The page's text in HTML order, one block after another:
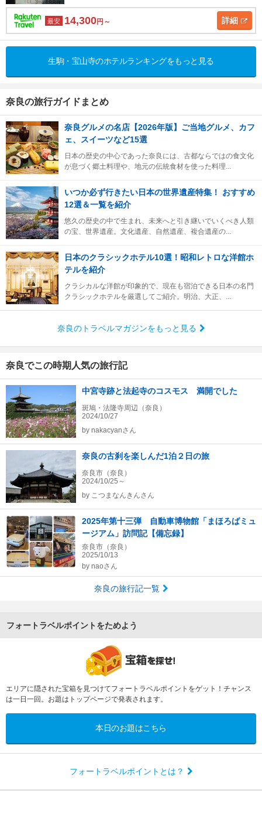
最安 14,300円～ 詳細
生駒・宝山寺のホテルランキングをもっと見る
奈良の旅行ガイドまとめ
奈良グルメの名店【2026年版】ご当地グルメ、カフ
ェ、スイーツなど15選
日本の歴史の中心であった奈良には、古都ならではの食文化
が息づく郷土料理や、地元の伝統食材を使った料理...
いつか必ず行きたい日本の世界遺産特集！ おすすめ
12選＆一覧を紹介
悠久の歴史の中で生まれ、未来へと引き継いでいくべき人類
の宝、世界遺産。文化遺産、自然遺産、複合遺産の...
日本のクラシックホテル10選！昭和レトロな洋館ホ
テルを紹介
クラシカルな洋館が印象的で、現在も宿泊できる日本の名門
クラシックホテルを厳選してご紹介。明治、大正、...
奈良のトラベルマガジンをもっと見る
奈良でこの時期人気の旅行記
中宮寺跡と法起寺のコスモス 満開でした
斑鳩・法隆寺周辺（奈良）
2024/10/27
by nakacyanさん
奈良の古刹を楽しんだ1泊２日の旅
奈良市（奈良）
2024/10/25～
by こつまなんきんさん
2025年第十三弾 自動車博物館「まほろばミュ
ージアム」訪問記【備忘録】
奈良市（奈良）
2025/10/13
by naoさん
奈良の旅行記一覧
フォートラベルポイントをためよう
エリアに隠された宝箱を見つけてフォートラベルポイントをゲット！チャンス
は一日一回。お題はトップページで発表されます。
本日のお題はこちら
フォートラベルポイントとは？